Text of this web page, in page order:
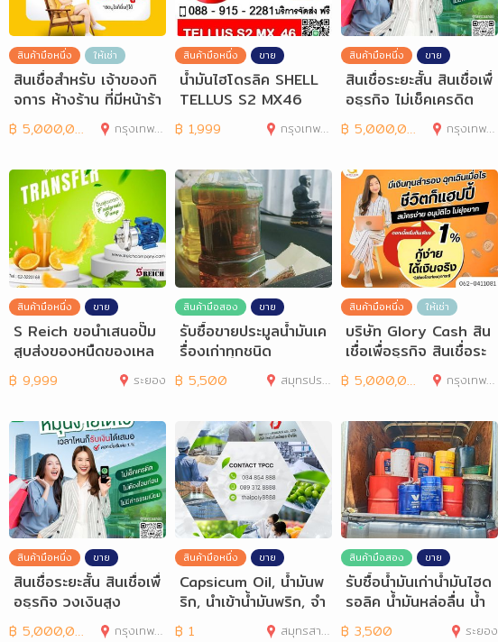
สินค้ามือหนึ่ง ให้เช่า
สินเชื่อสำหรับ เจ้าของกิ
จการ ห้างร้าน ที่มีหน้าร้า
นชัดเจน
฿ 5,000,000 กรุงเทพมหานคร
สินค้ามือหนึ่ง ขาย
น้ำมันไฮโดรลิค SHELL
TELLUS S2 MX46
฿ 1,999 กรุงเทพมหานคร
สินค้ามือหนึ่ง ขาย
สินเชื่อระยะสั้น สินเชื่อเพื่
อธุรกิจ ไม่เช็คเครดิต
฿ 5,000,000 กรุงเทพมหานคร
สินค้ามือหนึ่ง ขาย
S Reich ขอนำเสนอปั๊ม
สูบส่งของหนืดของเหล
วพร้อมชิ้นเนี้อ ได้อย
฿ 9,999 ระยอง
สินค้ามือสอง ขาย
รับซื้อขายประมูลน้ำมันเค
รื่องเก่าทุกชนิด
฿ 5,500 สมุทรปราการ
สินค้ามือหนึ่ง ให้เช่า
บริษัท Glory Cash สิน
เชื่อเพื่อธุรกิจ สินเชื่อระ
ยะสั้นที่ตอ
฿ 5,000,000 กรุงเทพมหานคร
สินค้ามือหนึ่ง ขาย
สินเชื่อระยะสั้น สินเชื่อเพื่
อธุรกิจ วงเงินสูง
฿ 5,000,000 กรุงเทพมหานคร
สินค้ามือหนึ่ง ขาย
Capsicum Oil, น้ำมันพ
ริก, นำเข้าน้ำมันพริก, จำ
หน่ายน้ำมันพริ
฿ 1 สมุทรสาคร
สินค้ามือสอง ขาย
รับซื้อน้ำมันเก่าน้ำมันไฮด
รอลิค น้ำมันหล่อลื่น น้ำ
มันเครื่อง
฿ 3,500 ระยอง